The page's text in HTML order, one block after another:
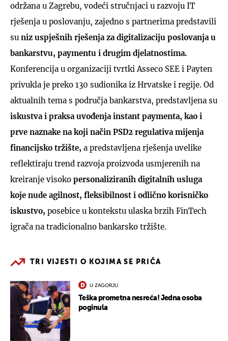
održana u Zagrebu, vodeći stručnjaci u razvoju IT
rješenja u poslovanju, zajedno s partnerima predstavili
su niz uspješnih rješenja za digitalizaciju poslovanja u
bankarstvu, paymentu i drugim djelatnostima.
Konferencija u organizaciji tvrtki Asseco SEE i Payten
privukla je preko 130 sudionika iz Hrvatske i regije. Od
aktualnih tema s područja bankarstva, predstavljena su
iskustva i praksa uvođenja instant paymenta, kao i
prve naznake na koji način PSD2 regulativa mijenja
financijsko tržište, a predstavljena rješenja uvelike
reflektiraju trend razvoja proizvoda usmjerenih na
kreiranje visoko personaliziranih digitalnih usluga
koje nude agilnost, fleksibilnost i odlično korisničko
iskustvo, posebice u kontekstu ulaska brzih FinTech
igrača na tradicionalno bankarsko tržište.
TRI VIJESTI O KOJIMA SE PRIČA
U ZAGORJU
Teška prometna nesreća! Jedna osoba
poginula